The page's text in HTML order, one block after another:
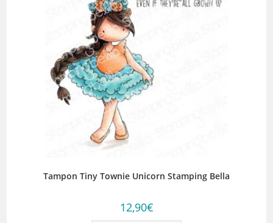
Tampon Tiny Townie Unicorn Stamping Bella
12,90€